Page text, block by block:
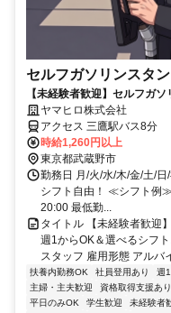
セルフガソリンスタ
【未経験者歓迎】セルフガ
選べるシフト♪
ヤマヒロ株式会社
アクセス 三鷹駅バス8分
時給1,260円以上
東京都武蔵野市
勤務日 月/火/水/木/金/土/
シフト自由！ ≪シフト例
20:00 最低勤...
タイトル 【未経験者歓迎
週1からOK＆選べるシフ
スタッフ 雇用形態 アルバ
扶養内勤務OK 社員登用あり 週
主婦・主夫歓迎
資格取得支援あり
平日のみOK
学生歓迎 未経験者